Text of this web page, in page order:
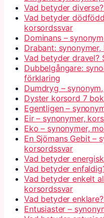
Vad betyder
Vad betyder
korsordssvar
Dominans –
Drabant:
Vad betyder dravel?
Dubbelgångare:
förklaring
Dumdryg –
Dyster korsord 7
Egentligen –
Eir – synonymer,
Eko – synonymer,
En Sjömans Gebit –
korsordssvar
Vad betyder
Vad betyder
Vad betyder enkelt
korsordssvar
Vad betyder
Entusiaster –